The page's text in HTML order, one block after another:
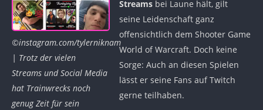
©instagram.com/tylerniknam
| Trotz der vielen
Streams und Social Media
hat Trainwrecks noch
genug Zeit für sein
Streams bei Laune hält, gilt
seine Leidenschaft ganz
offensichtlich dem Shooter Game
World of Warcraft. Doch keine
Sorge: Auch an diesen Spielen
lässt er seine Fans auf Twitch
gerne teilhaben.